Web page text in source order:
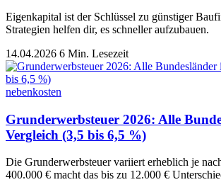
Eigenkapital ist der Schlüssel zu günstiger
Strategien helfen dir, es schneller aufzubauen.
14.04.2026 6 Min. Lesezeit
nebenkosten
Grunderwerbsteuer 2026: Alle
Vergleich (3,5 bis 6,5 %)
Die Grunderwerbsteuer variiert erheblich je
400.000 € macht das bis zu 12.000 €